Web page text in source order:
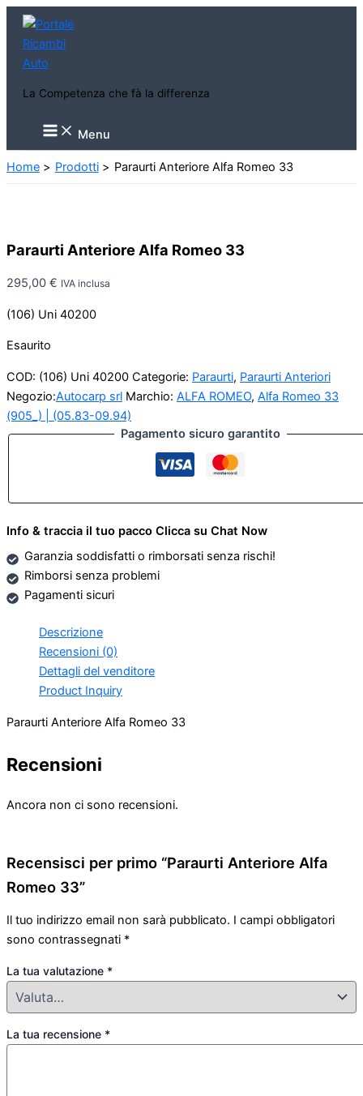
contenuto
La Competenza che fà la differenza
Main
Menu Menu
Home Prodotti Paraurti Anteriore Alfa Romeo 33
Paraurti Anteriore Alfa Romeo 33
295,00 € IVA inclusa
(106) Uni 40200
Esaurito
COD: (106) Uni 40200 Categorie: Paraurti, Paraurti Anteriori
Negozio:Autocarp srl Marchio: ALFA ROMEO, Alfa Romeo 33
(905_) | (05.83-09.94)
Pagamento sicuro garantito
Info & traccia il tuo pacco Clicca su Chat Now
Garanzia soddisfatti o rimborsati senza rischi!
Rimborsi senza problemi
Pagamenti sicuri
Descrizione
Recensioni (0)
Dettagli del venditore
Product Inquiry
Paraurti Anteriore Alfa Romeo 33
Recensioni
Ancora non ci sono recensioni.
Recensisci per primo “Paraurti Anteriore Alfa
Romeo 33”
Il tuo indirizzo email non sarà pubblicato. I campi obbligatori
sono contrassegnati *
La tua valutazione *
La tua recensione *